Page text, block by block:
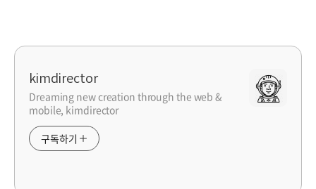
kimdirector
Dreaming new creation through the web &
mobile, kimdirector
구독하기